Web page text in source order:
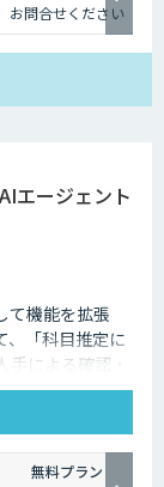
お問合せください
エージェント
て機能を拡張
、「科目推定に
による確認・
を加速させま
無料プラン